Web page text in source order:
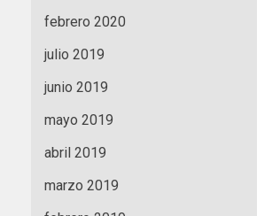
febrero 2020
julio 2019
junio 2019
mayo 2019
abril 2019
marzo 2019